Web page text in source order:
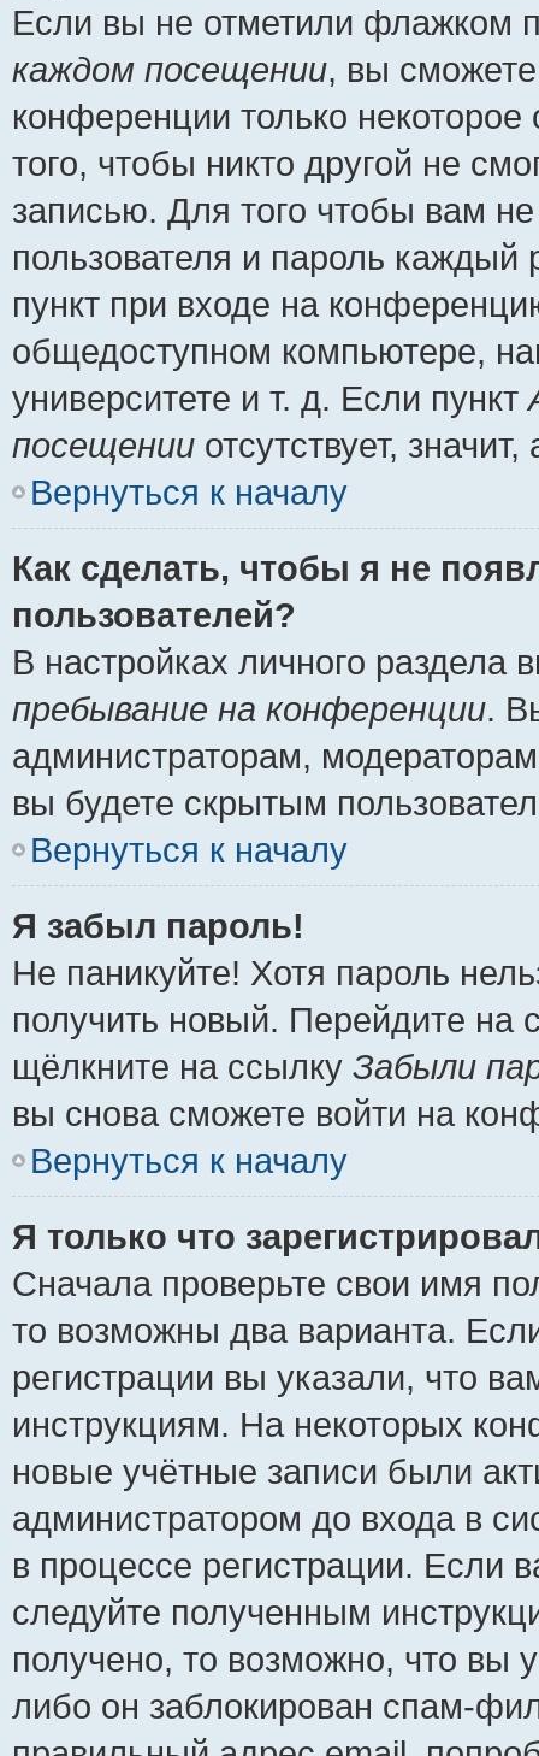
Если вы не отметили флажком
каждом посещении, вы
конференции только
того, чтобы никто другой не
записью. Для того чтобы вам
пользователя и пароль
пункт при входе на
общедоступном компьютере,
университете и т. д. Если пункт
посещении отсутствует,
Вернуться к началу
Как сделать, чтобы я не
пользователей?
В настройках личного
пребывание на конференции.
администраторам,
вы будете скрытым
Вернуться к началу
Я забыл пароль!
Не паникуйте! Хотя пароль
получить новый. Перейдите на
щёлкните на ссылку Забыли
вы снова сможете войти на
Вернуться к началу
Я только что
Сначала проверьте свои имя
то возможны два варианта.
регистрации вы указали, что
инструкциям. На некоторых
новые учётные записи были
администратором до входа в
в процессе регистрации.
следуйте полученным
получено, то возможно, что вы
либо он заблокирован спам-